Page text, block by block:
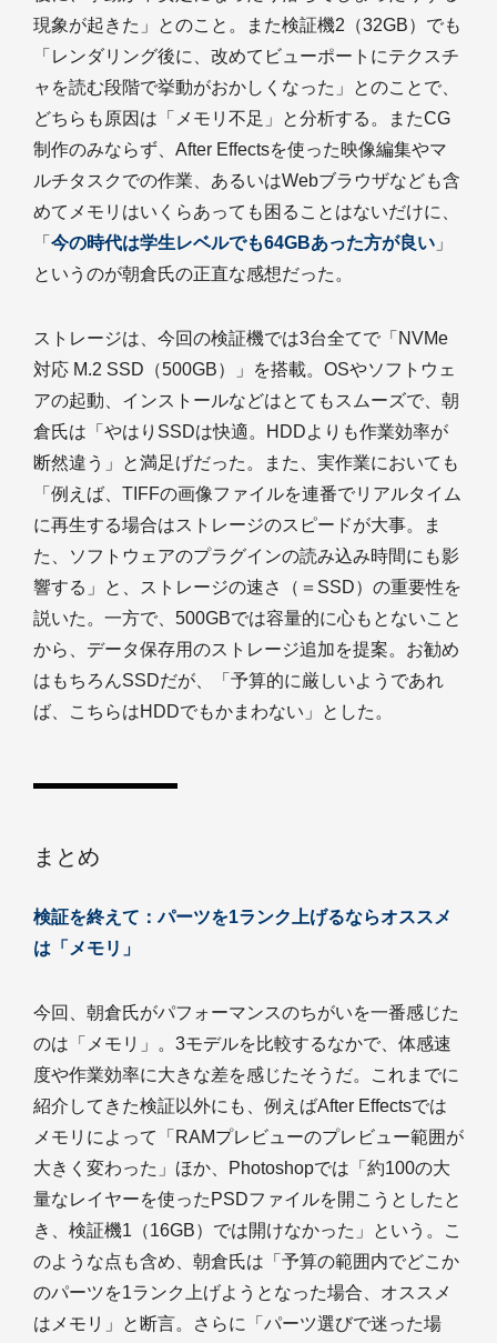
現象が起きた」とのこと。また検証機2（32GB）でも
「レンダリング後に、改めてビューポートにテクスチ
ャを読む段階で挙動がおかしくなった」とのことで、
どちらも原因は「メモリ不足」と分析する。またCG
制作のみならず、After Effectsを使った映像編集やマ
ルチタスクでの作業、あるいはWebブラウザなども含
めてメモリはいくらあっても困ることはないだけに、
「 今の時代は学生レベルでも64GBあった方が良い 」
というのが朝倉氏の正直な感想だった。
ストレージは、今回の検証機では3台全てで「NVMe
対応 M.2 SSD（500GB）」を搭載。OSやソフトウェ
アの起動、インストールなどはとてもスムーズで、朝
倉氏は「やはりSSDは快適。HDDよりも作業効率が
断然違う」と満足げだった。また、実作業においても
「例えば、TIFFの画像ファイルを連番でリアルタイム
に再生する場合はストレージのスピードが大事。ま
た、ソフトウェアのプラグインの読み込み時間にも影
響する」と、ストレージの速さ（＝SSD）の重要性を
説いた。一方で、500GBでは容量的に心もとないこと
から、データ保存用のストレージ追加を提案。お勧め
はもちろんSSDだが、「予算的に厳しいようであれ
ば、こちらはHDDでもかまわない」とした。
まとめ
検証を終えて：パーツを1ランク上げるならオススメ
は「メモリ」
今回、朝倉氏がパフォーマンスのちがいを一番感じた
のは「メモリ」。3モデルを比較するなかで、体感速
度や作業効率に大きな差を感じたそうだ。これまでに
紹介してきた検証以外にも、例えばAfter Effectsでは
メモリによって「RAMプレビューのプレビュー範囲が
大きく変わった」ほか、Photoshopでは「約100の大
量なレイヤーを使ったPSDファイルを開こうとしたと
き、検証機1（16GB）では開けなかった」という。こ
のような点も含め、朝倉氏は「予算の範囲内でどこか
のパーツを1ランク上げようとなった場合、オススメ
はメモリ」と断言。さらに「パーツ選びで迷った場